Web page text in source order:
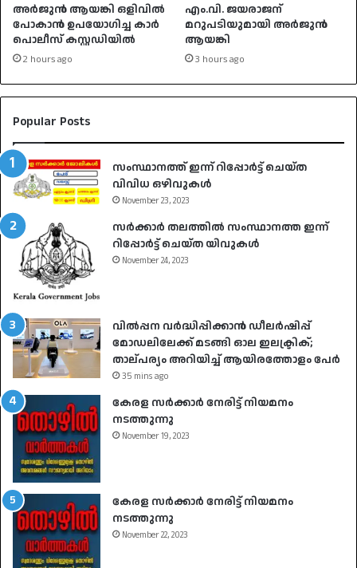
അർജുൻ ആയങ്കി ഒളിവിൽ
പോകാൻ ഉപയോഗിച്ച കാർ
പൊലീസ് കസ്റ്റഡിയിൽ
2 hours ago
എം.വി. ജയരാജന്
മറുപടിയുമായി അർജുൻ
ആയങ്കി
3 hours ago
Popular Posts
സംസ്ഥാനത്ത് ഇന്ന് റിപ്പോർട്ട് ചെയ്ത
വിവിധ ഒഴിവുകൾ
November 23, 2023
സർക്കാർ തലത്തിൽ സംസ്ഥാനത്ത ഇന്ന്
റിപ്പോർട്ട് ചെയ്ത യിവുകൾ
November 24, 2023
വിൽപ്പന വർദ്ധിപ്പിക്കാൻ ഡീലർഷിപ്പ്
മോഡലിലേക്ക് മടങ്ങി ഓല ഇലക്ട്രിക്;
താല്പര്യം അറിയിച്ച് ആയിരത്തോളം പേർ
35 mins ago
കേരള സർക്കാർ നേരിട്ട് നിയമനം
നടത്തുന്നു
November 19, 2023
കേരള സർക്കാർ നേരിട്ട് നിയമനം
നടത്തുന്നു
November 22, 2023